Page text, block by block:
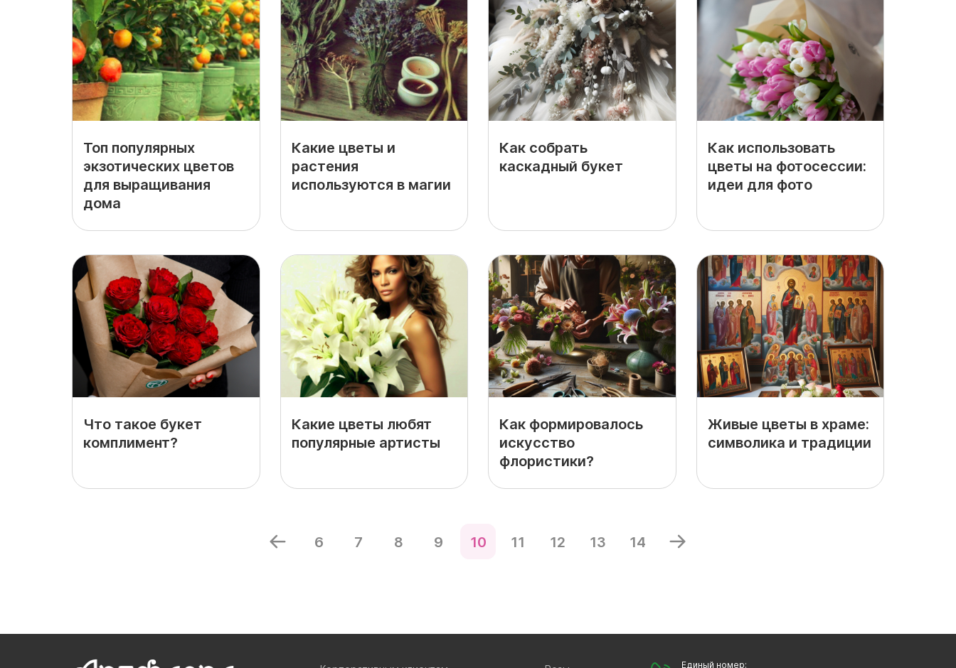
Топ популярных
экзотических цветов
для выращивания
дома
Какие цветы и
растения
используются в магии
Как собрать
каскадный букет
Как использовать
цветы на фотосессии:
идеи для фото
Что такое букет
комплимент?
Какие цветы любят
популярные артисты
Как формировалось
искусство
флористики?
Живые цветы в храме:
символика и традиции
6 7 8 9 10 11 12 13 14
Единый номер: